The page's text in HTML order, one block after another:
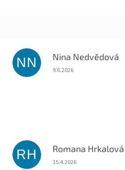
NN Nina Nedvědová
Hodnocení obchodu je 5
9.6.2026
RH Romana Hrkalová
Hodnocení obchodu je 5
15.4.2026